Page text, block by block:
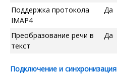
Поддержка протокола
IMAP4
Да
Преобразование речи в
текст
Да
Подключение и синхронизация